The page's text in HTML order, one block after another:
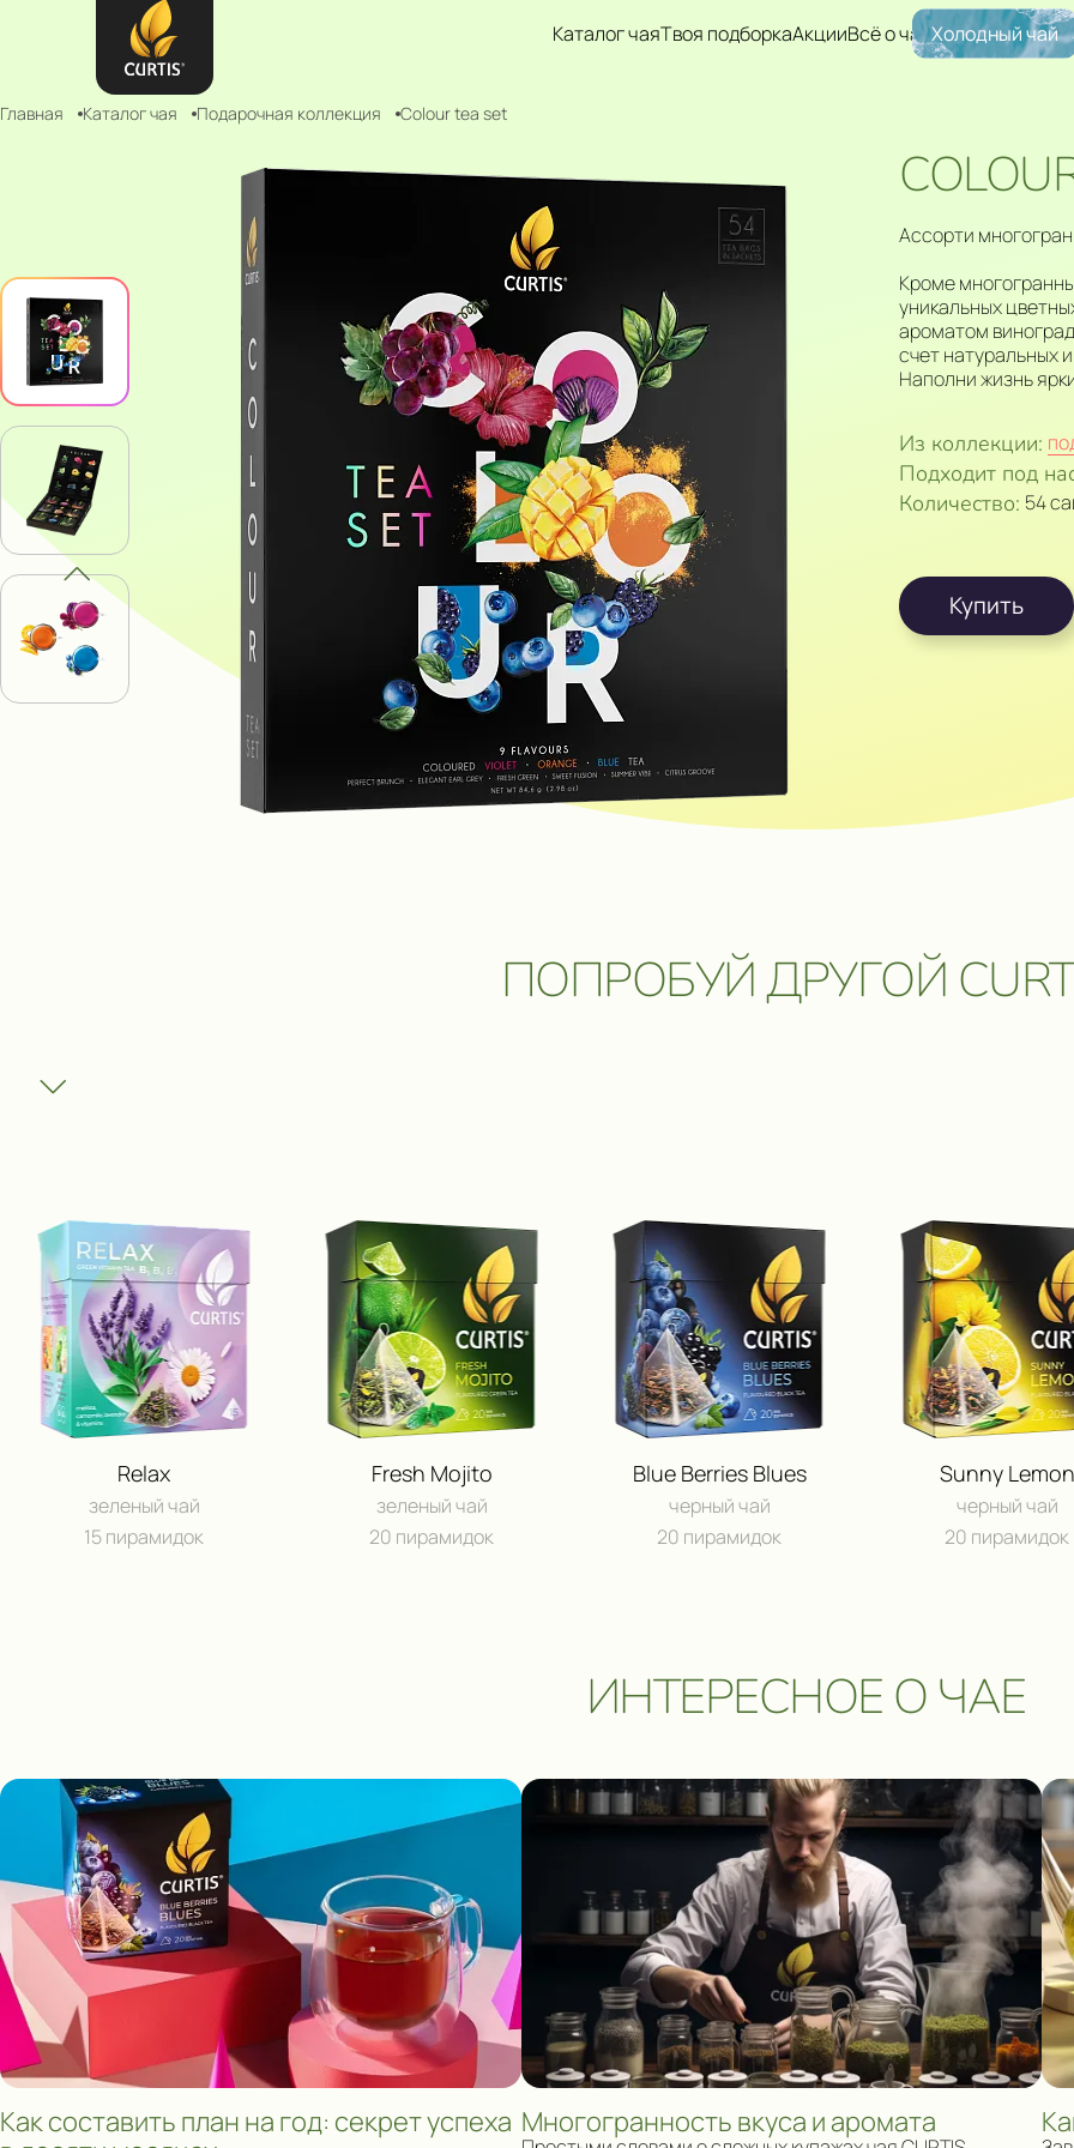
Каталог чаяТвоя подборкаАкцииВсё о чаеХолодный чай
Главная Каталог чая Подарочная коллекция Colour tea set
Ассорти
Кроме
уникальных
ароматом
счет натуральных
Наполни жизнь
Из коллекции:
Подходит под
Количество: 54
Купить
КУПИТЬ В ОНЛАЙН⁠-⁠
ПОПРОБУЙ ДРУГОЙ
Relax
зеленый чай
15 пирамидок
Fresh Mojito
зеленый чай
20 пирамидок
Blue Berries Blues
черный чай
20 пирамидок
Sunny Lemon
черный чай
20 пирамидок
ИНТЕРЕСНОЕ О ЧАЕ
Как составить план на год: секрет успеха Многогранность вкуса и аромата
ПОЛУЧИ ВОЗМОЖНОСТЬ
ВЫИГРАТЬ ПУТЕШЕСТВИЕ
И ДРУГИЕ ЦЕННЫЕ
ПРИЗЫ
Сроки акции: с 1 августа 2025 по 15 мая 2026. Подробнее:click.ru/3EJHAe
ОБРАТНАЯ СВЯЗЬ
Отправить сообщение
ОБРАТНАЯ СВЯЗЬ